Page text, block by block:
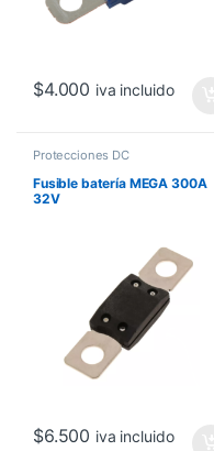
$4.000 iva incluido
Protecciones DC
Fusible batería MEGA 300A
32V
$6.500 iva incluido